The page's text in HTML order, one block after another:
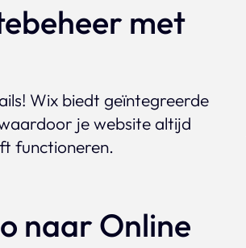
met
Wix biedt geïntegreerde
je website altijd
functioneren.
naar Online